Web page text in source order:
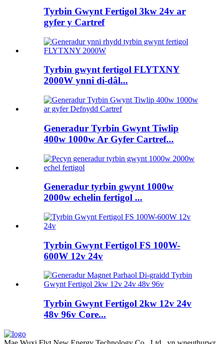
Tyrbin Gwynt Fertigol 3kw 24v ar
gyfer y Cartref
Tyrbin gwynt fertigol FLYTXNY
2000W ynni di-dâl...
Generadur Tyrbin Gwynt Tiwlip
400w 1000w Ar Gyfer Cartref...
Generadur tyrbin gwynt 1000w
2000w echelin fertigol ...
Tyrbin Gwynt Fertigol FS 100W-
600W 12v 24v
Tyrbin Gwynt Fertigol 2kw 12v 24v
48v 96v Core...